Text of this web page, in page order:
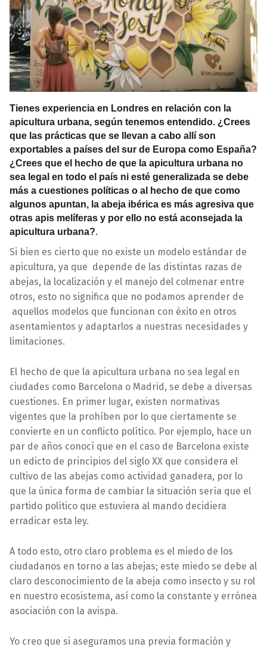
Tienes experiencia en Londres en relación con la
apicultura urbana, según tenemos entendido. ¿Crees
que las prácticas que se llevan a cabo allí son
exportables a países del sur de Europa como España?
¿Crees que el hecho de que la apicultura urbana no
sea legal en todo el país ni esté generalizada se debe
más a cuestiones políticas o al hecho de que como
algunos apuntan, la abeja ibérica es más agresiva que
otras apis melíferas y por ello no está aconsejada la
apicultura urbana?.
Si bien es cierto que no existe un modelo estándar de
apicultura, ya que depende de las distintas razas de
abejas, la localización y el manejo del colmenar entre
otros, esto no significa que no podamos aprender de
aquellos modelos que funcionan con éxito en otros
asentamientos y adaptarlos a nuestras necesidades y
limitaciones.
El hecho de que la apicultura urbana no sea legal en
ciudades como Barcelona o Madrid, se debe a diversas
cuestiones. En primer lugar, existen normativas
vigentes que la prohíben por lo que ciertamente se
convierte en un conflicto político. Por ejemplo, hace un
par de años conocí que en el caso de Barcelona existe
un edicto de principios del siglo XX que considera el
cultivo de las abejas como actividad ganadera, por lo
que la única forma de cambiar la situación sería que el
partido político que estuviera al mando decidiera
erradicar esta ley.
A todo esto, otro claro problema es el miedo de los
ciudadanos en torno a las abejas; este miedo se debe al
claro desconocimiento de la abeja como insecto y su rol
en nuestro ecosistema, así como la constante y errónea
asociación con la avispa.
Yo creo que si aseguramos una previa formación y